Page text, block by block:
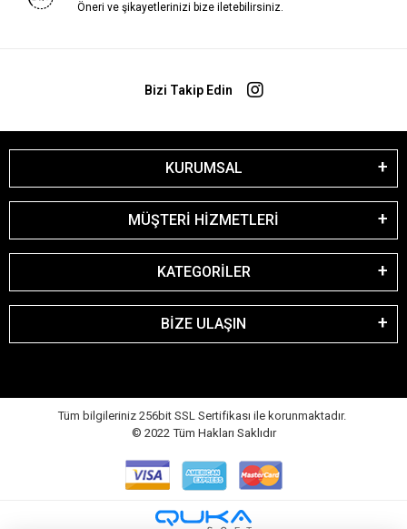
Öneri ve şikayetlerinizi bize iletebilirsiniz.
Bizi Takip Edin
KURUMSAL
MÜŞTERİ HİZMETLERİ
KATEGORİLER
BİZE ULAŞIN
Tüm bilgileriniz 256bit SSL Sertifikası ile korunmaktadır.
© 2022 Tüm Hakları Saklıdır